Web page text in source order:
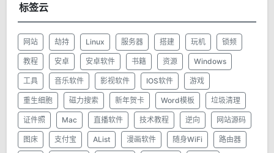
标签云
网站 劫持 Linux 服务器 搭建 玩机 锁频
教程 安卓 安卓软件 书籍 资源 Windows
工具 音乐软件 影视软件 IOS软件 游戏
重生细胞 磁力搜索 新年贺卡 Word模板 垃圾清理
证件照 Mac 直播软件 技术教程 逆向 网站源码
图床 支付宝 AList 漫画软件 随身WiFi 路由器